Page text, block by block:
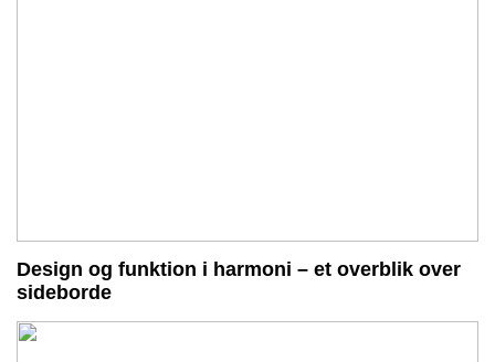
Design og funktion i harmoni – et overblik over
sideborde